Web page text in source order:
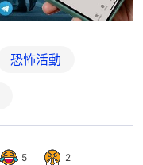
恐怖活動
5 2